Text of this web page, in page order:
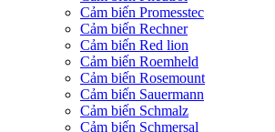
Cảm biến Promesstec
Cảm biến Rechner
Cảm biến Red lion
Cảm biến Roemheld
Cảm biến Rosemount
Cảm biến Sauermann
Cảm biến Schmalz
Cảm biến Schmersal